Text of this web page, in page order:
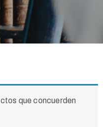
que concuerden